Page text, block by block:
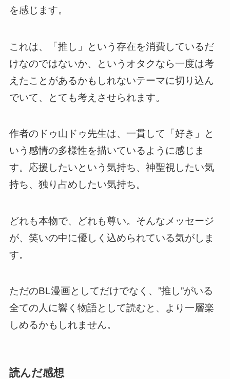
を感じます。
これは、「推し」という存在を消費しているだ
けなのではないか、というオタクなら一度は考
えたことがあるかもしれないテーマに切り込ん
でいて、とても考えさせられます。
作者のドゥ山ドゥ先生は、一貫して「好き」と
いう感情の多様性を描いているように感じま
す。応援したいという気持ち、神聖視したい気
持ち、独り占めしたい気持ち。
どれも本物で、どれも尊い。そんなメッセージ
が、笑いの中に優しく込められている気がしま
す。
ただのBL漫画としてだけでなく、”推し”がいる
全ての人に響く物語として読むと、より一層楽
しめるかもしれません。
読んだ感想